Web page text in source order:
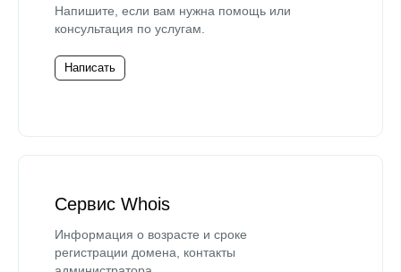
Напишите, если вам нужна помощь или
консультация по услугам.
Написать
Сервис Whois
Информация о возрасте и сроке
регистрации домена, контакты